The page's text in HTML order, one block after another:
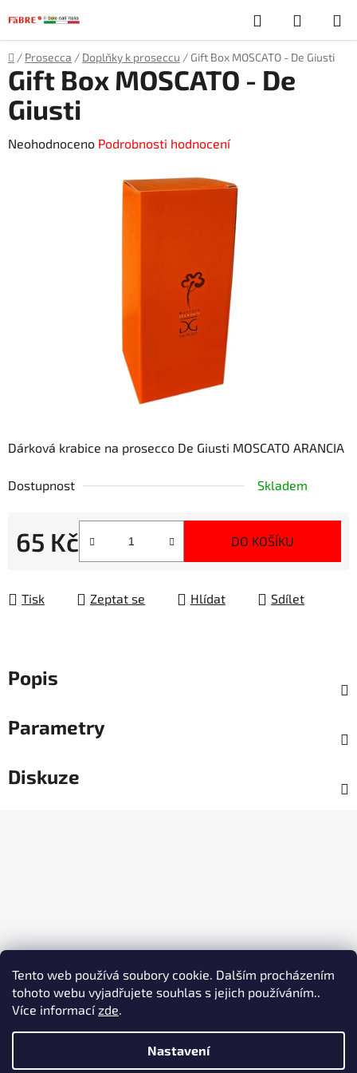
Tento web používá soubory cookie. Dalším procházením
tohoto webu vyjadřujete souhlas s jejich používáním..
Více informacízde.
Nastavení
na
obsah
Hledat
KOŠÍK
Domů
/ Prosecca / Doplňky k proseccu / Gift Box MOSCATO - De Giusti
Dárková krabice na prosecco De Giusti MOSCATO ARANCIA
Dostupnost Skladem
65 Kč
Měrná cena:
DO KOŠÍKU
Tisk Zeptat se Hlídat Sdílet
Gift Box MOSCATO - De
Giusti
Průměrné
Neohodnoceno Podrobnosti hodnocení
Popis
Parametry
Diskuze